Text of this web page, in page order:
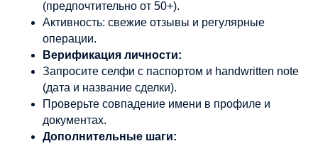
(предпочтительно от 50+).
Активность: свежие отзывы и регулярные
операции.
Верификация личности:
Запросите селфи с паспортом и handwritten note
(дата и название сделки).
Проверьте совпадение имени в профиле и
документах.
Дополнительные шаги: